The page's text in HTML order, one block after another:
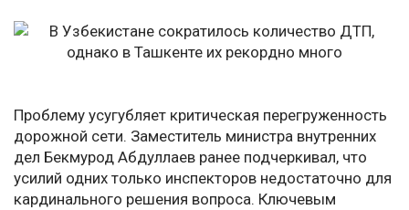
Проблему усугубляет критическая перегруженность
дорожной сети. Заместитель министра внутренних
дел Бекмурод Абдуллаев ранее подчеркивал, что
усилий одних только инспекторов недостаточно для
кардинального решения вопроса. Ключевым